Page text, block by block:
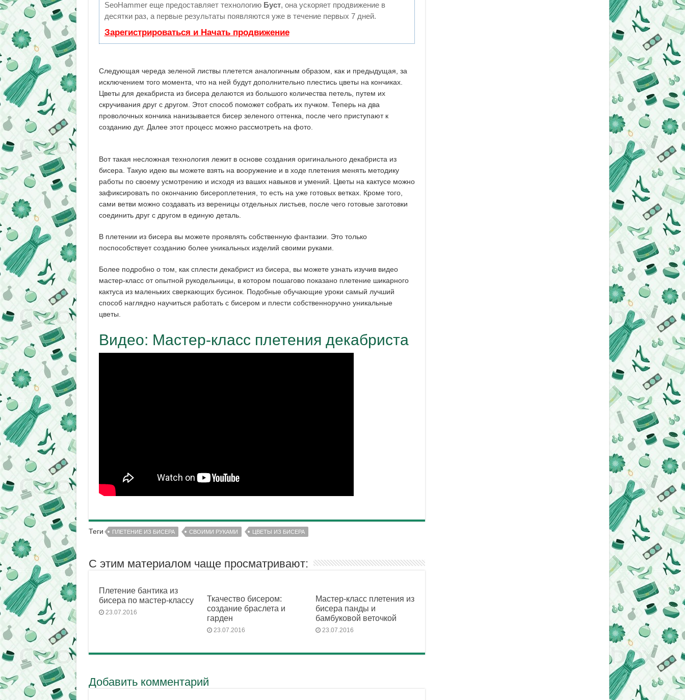
SeoHammer еще предоставляет технологию Буст, она ускоряет продвижение в
десятки раз, а первые результаты появляются уже в течение первых 7 дней.
Зарегистрироваться и Начать продвижение
Следующая череда зеленой листвы плетется аналогичным образом, как и предыдущая, за
исключением того момента, что на ней будут дополнительно плестись цветы на кончиках.
Цветы для декабриста из бисера делаются из большого количества петель, путем их
скручивания друг с другом. Этот способ поможет собрать их пучком. Теперь на два
проволочных кончика нанизывается бисер зеленого оттенка, после чего приступают к
созданию дуг. Далее этот процесс можно рассмотреть на фото.
Вот такая несложная технология лежит в основе создания оригинального декабриста из
бисера. Такую идею вы можете взять на вооружение и в ходе плетения менять методику
работы по своему усмотрению и исходя из ваших навыков и умений. Цветы на кактусе можно
зафиксировать по окончанию бисероплетения, то есть на уже готовых ветках. Кроме того,
сами ветви можно создавать из вереницы отдельных листьев, после чего готовые заготовки
соединить друг с другом в единую деталь.
В плетении из бисера вы можете проявлять собственную фантазии. Это только
поспособствует созданию более уникальных изделий своими руками.
Более подробно о том, как сплести декабрист из бисера, вы можете узнать изучив видео
мастер-класс от опытной рукодельницы, в котором пошагово показано плетение шикарного
кактуса из маленьких сверкающих бусинок. Подобные обучающие уроки самый лучший
способ наглядно научиться работать с бисером и плести собственноручно уникальные
цветы.
Видео: Мастер-класс плетения декабриста
Теги ПЛЕТЕНИЕ ИЗ БИСЕРА СВОИМИ РУКАМИ ЦВЕТЫ ИЗ БИСЕРА
С этим материалом чаще просматривают:
Плетение бантика из
бисера по мастер-классу
23.07.2016
Ткачество бисером:
создание браслета и
гарден
23.07.2016
Мастер-класс плетения из
бисера панды и
бамбуковой веточкой
23.07.2016
Добавить комментарий